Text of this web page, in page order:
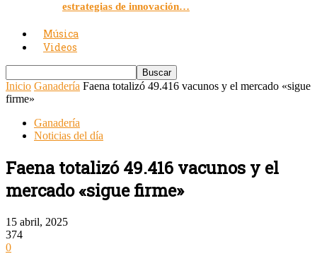
estrategias de innovación…
Música
Videos
Inicio Ganadería Faena totalizó 49.416 vacunos y el mercado «sigue
firme»
Ganadería
Noticias del día
Faena totalizó 49.416 vacunos y el
mercado «sigue firme»
15 abril, 2025
374
0